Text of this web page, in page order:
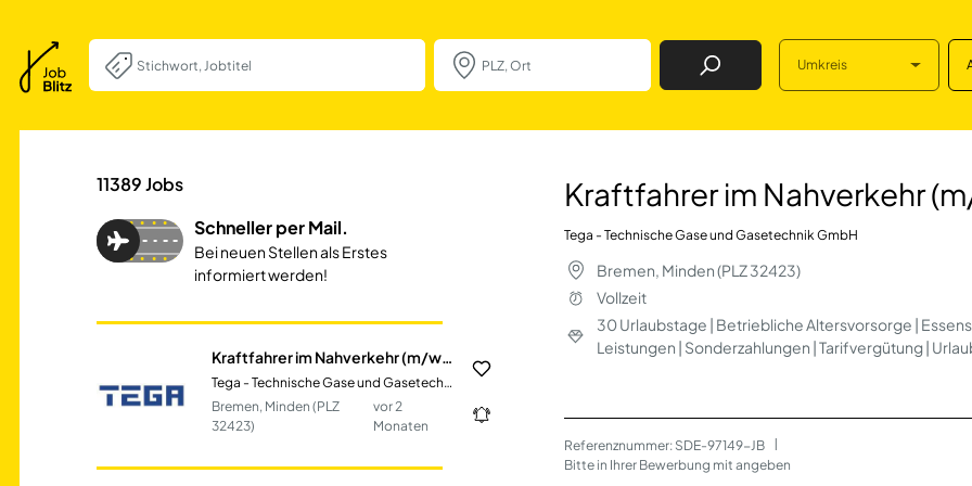
Job Finden Umkreis
Kraftfahrer im Nahverkehr (m/w/
11389Jobs
Schneller per Mail.
Bei neuen Stellen als Erstes
informiert werden!
Kraftfahrer im Nahverkehr (m/w/d)
Tega - Technische Gase und Gasetechnik GmbH
Bremen, Minden (PLZ
32423)
vor 2
Monaten
Kraftfahrer im Nahverkehr
Tega - Technische Gase und Gasetechnik GmbH
Bremen, Minden (PLZ 32423)
Vollzeit
30 Urlaubstage | Betriebliche Altersvorsorge |
Leistungen | Sonderzahlungen | Tarifvergütung |
Referenznummer: SDE-97149-JB
Bitte in Ihrer Bewerbung mit angeben